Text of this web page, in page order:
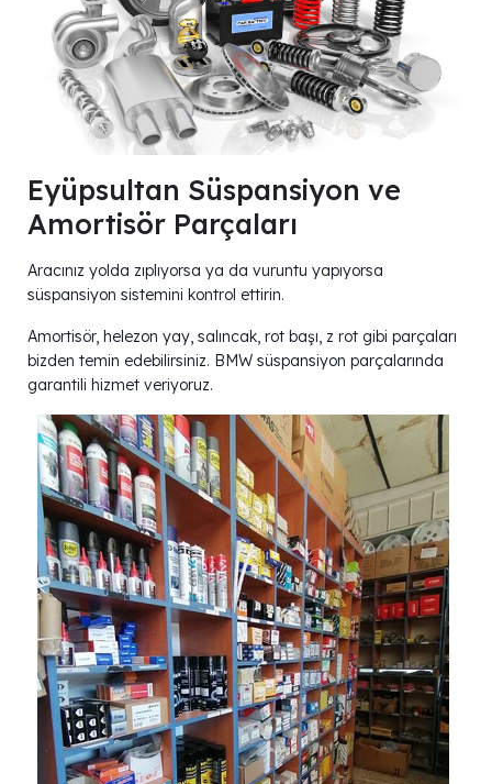
Eyüpsultan Süspansiyon ve
Amortisör Parçaları
Aracınız yolda zıplıyorsa ya da vuruntu yapıyorsa
süspansiyon sistemini kontrol ettirin.
Amortisör, helezon yay, salıncak, rot başı, z rot gibi parçaları
bizden temin edebilirsiniz. BMW süspansiyon parçalarında
garantili hizmet veriyoruz.